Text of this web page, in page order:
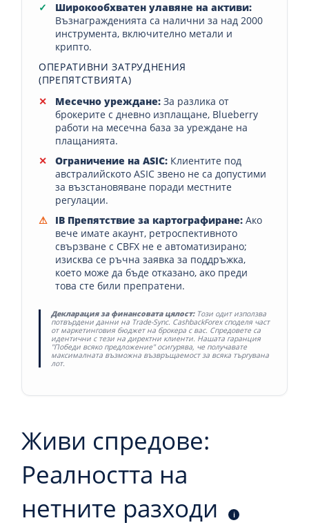
Широкообхватен улавяне на активи:
Възнагражденията са налични за над 2000
инструмента, включително метали и
крипто.
ОПЕРАТИВНИ ЗАТРУДНЕНИЯ
(ПРЕПЯТСТВИЯТА)
Месечно уреждане: За разлика от
брокерите с дневно изплащане, Blueberry
работи на месечна база за уреждане на
плащанията.
Ограничение на ASIC: Клиентите под
австралийското ASIC звено не са допустими
за възстановяване поради местните
регулации.
IB Препятствие за картографиране: Ако
вече имате акаунт, ретроспективното
свързване с CBFX не е автоматизирано;
изисква се ръчна заявка за поддръжка,
което може да бъде отказано, ако преди
това сте били препратени.
Декларация за финансовата цялост:Този одит използва
потвърдени данни на Trade-Sync. CashbackForex споделя част
от маркетинговия бюджет на брокера с вас. Спредовете са
идентични с тези на директни клиенти. Нашата гаранция
"Победи всяко предложение" осигурява, че получавате
максималната възможна възвръщаемост за всяка търгувана
лот.
Живи спредове:
Реалността на
нетните разходи
i